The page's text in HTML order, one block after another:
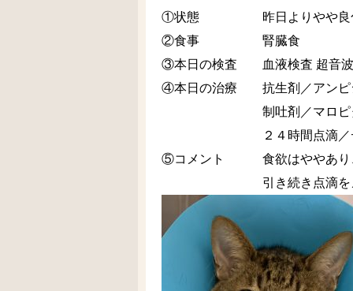
①状態 昨日よりやや良
②食事 腎臓食
③本日の検査 血液検査 超音波
④本日の治療 抗生剤／アンピ
制吐剤／マロピタン
２４時間点滴／デノサ
⑤コメント 食欲はややあり、
引き続き点滴をメイン